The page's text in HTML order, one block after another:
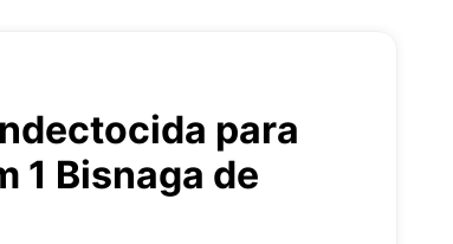
para
1 Bisnaga de